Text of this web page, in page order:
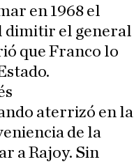
en 1968 el
dimitir el general
que Franco lo
aterrizó en la
de la
a Rajoy. Sin